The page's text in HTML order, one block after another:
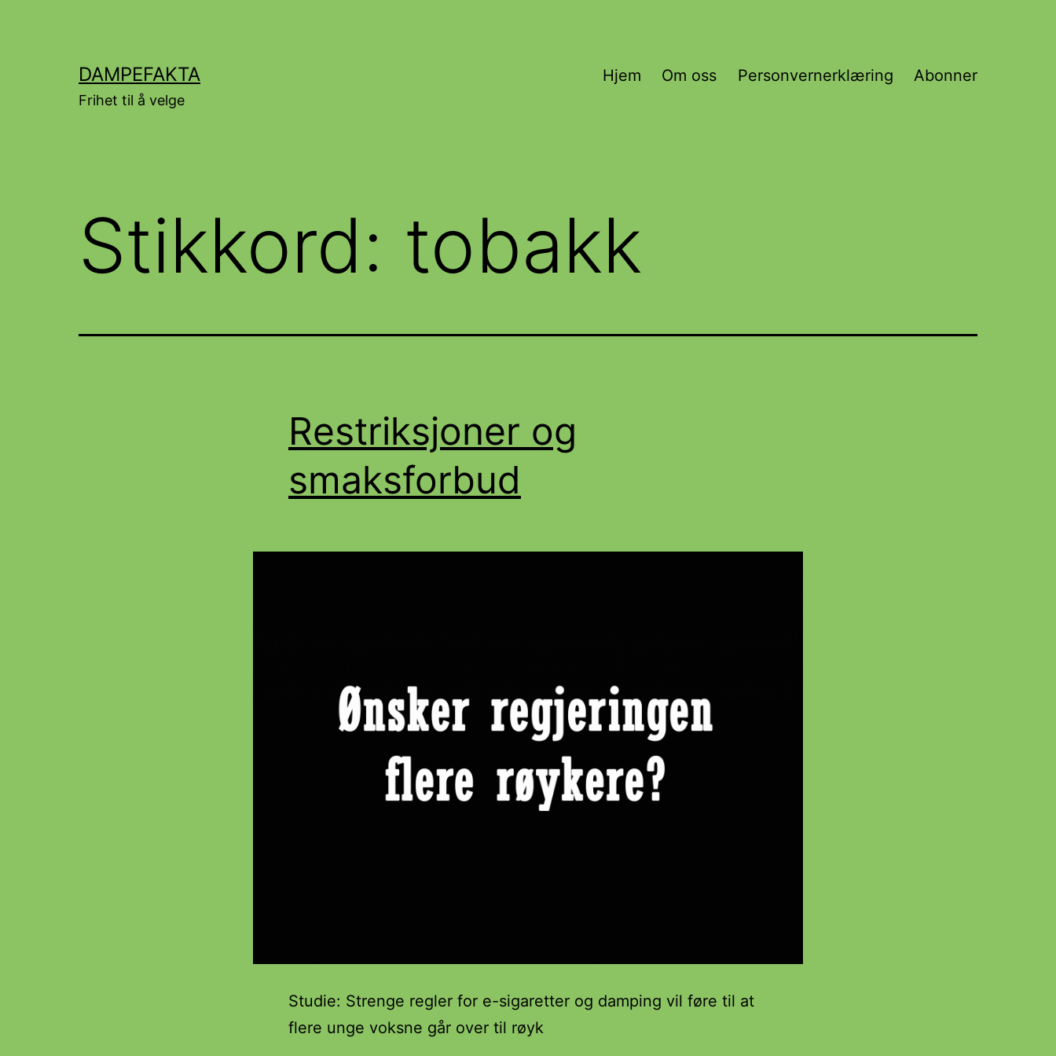
DAMPEFAKTA
Frihet til å velge
Hjem Om oss Personvernerklæring Abonner
Stikkord: tobakk
Restriksjoner og
smaksforbud
Studie: Strenge regler for e-sigaretter og damping vil føre til at
flere unge voksne går over til røyk